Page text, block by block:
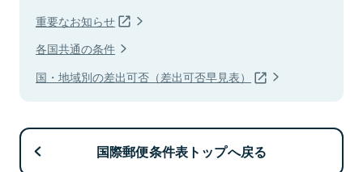
重要なお知らせ
各国共通の条件
国・地域別の差出可否（差出可否早見表）
国際郵便条件表トップへ戻る